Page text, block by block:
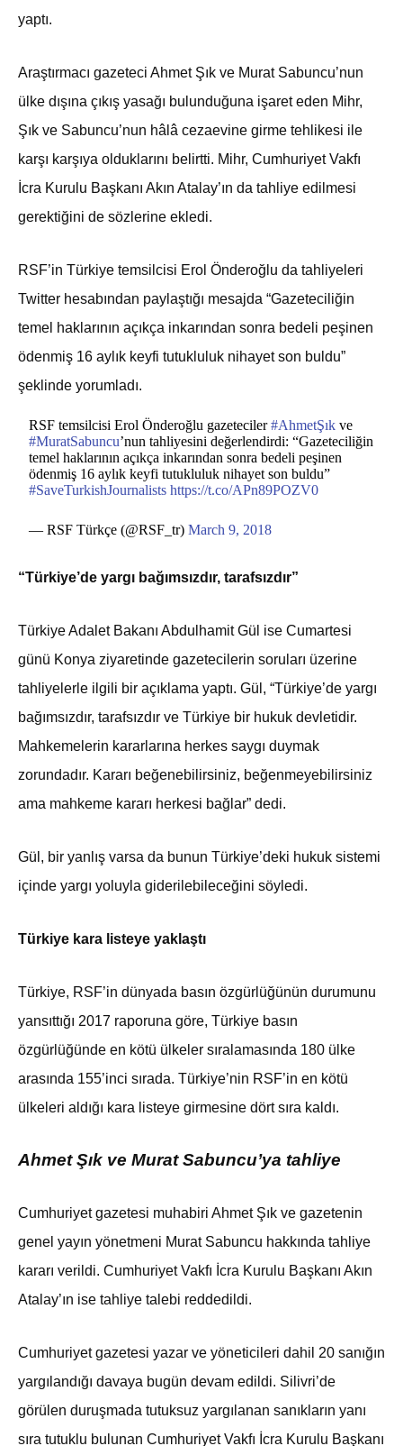
yaptı.
Araştırmacı gazeteci Ahmet Şık ve Murat Sabuncu’nun
ülke dışına çıkış yasağı bulunduğuna işaret eden Mihr,
Şık ve Sabuncu’nun hâlâ cezaevine girme tehlikesi ile
karşı karşıya olduklarını belirtti. Mihr, Cumhuriyet Vakfı
İcra Kurulu Başkanı Akın Atalay’ın da tahliye edilmesi
gerektiğini de sözlerine ekledi.
RSF’in Türkiye temsilcisi Erol Önderoğlu da tahliyeleri
Twitter hesabından paylaştığı mesajda “Gazeteciliğin
temel haklarının açıkça inkarından sonra bedeli peşinen
ödenmiş 16 aylık keyfi tutukluluk nihayet son buldu”
şeklinde yorumladı.
RSF temsilcisi Erol Önderoğlu gazeteciler#AhmetŞık ve
#MuratSabuncu’nun tahliyesini değerlendirdi: “Gazeteciliğin
temel haklarının açıkça inkarından sonra bedeli peşinen
ödenmiş 16 aylık keyfi tutukluluk nihayet son buldu”
#SaveTurkishJournalists https://t.co/APn89POZV0
— RSF Türkçe (@RSF_tr)March 9, 2018
“Türkiye’de yargı bağımsızdır, tarafsızdır”
Türkiye Adalet Bakanı Abdulhamit Gül ise Cumartesi
günü Konya ziyaretinde gazetecilerin soruları üzerine
tahliyelerle ilgili bir açıklama yaptı. Gül, “Türkiye’de yargı
bağımsızdır, tarafsızdır ve Türkiye bir hukuk devletidir.
Mahkemelerin kararlarına herkes saygı duymak
zorundadır. Kararı beğenebilirsiniz, beğenmeyebilirsiniz
ama mahkeme kararı herkesi bağlar” dedi.
Gül, bir yanlış varsa da bunun Türkiye’deki hukuk sistemi
içinde yargı yoluyla giderilebileceğini söyledi.
Türkiye kara listeye yaklaştı
Türkiye, RSF’in dünyada basın özgürlüğünün durumunu
yansıttığı 2017 raporuna göre, Türkiye basın
özgürlüğünde en kötü ülkeler sıralamasında 180 ülke
arasında 155’inci sırada. Türkiye’nin RSF’in en kötü
ülkeleri aldığı kara listeye girmesine dört sıra kaldı.
Ahmet Şık ve Murat Sabuncu’ya tahliye
Cumhuriyet gazetesi muhabiri Ahmet Şık ve gazetenin
genel yayın yönetmeni Murat Sabuncu hakkında tahliye
kararı verildi. Cumhuriyet Vakfı İcra Kurulu Başkanı Akın
Atalay’ın ise tahliye talebi reddedildi.
Cumhuriyet gazetesi yazar ve yöneticileri dahil 20 sanığın
yargılandığı davaya bugün devam edildi. Silivri’de
görülen duruşmada tutuksuz yargılanan sanıkların yanı
sıra tutuklu bulunan Cumhuriyet Vakfı İcra Kurulu Başkanı